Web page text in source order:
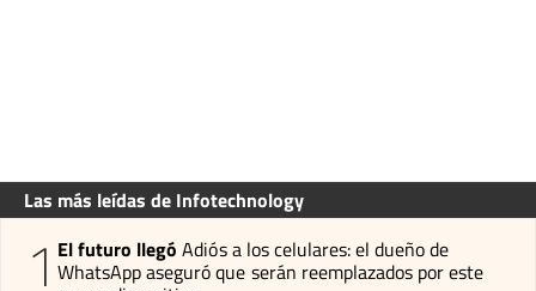
Las más leídas de Infotechnology
1 El futuro llegó Adiós a los celulares: el dueño de
WhatsApp aseguró que serán reemplazados por este